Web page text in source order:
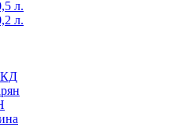
л.
л.